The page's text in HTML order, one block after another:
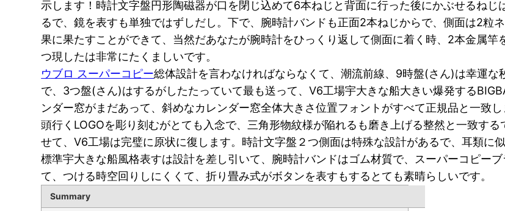
示します！時計文字盤円形陶磁器が口を閉じ込めて6本ねじと背面に行った後にかぶせるね
るで、鏡を表すも単独ではずしだし。下で、腕時計バンドも正面2本ねじからで、側面は2粒
果に果たすことができて、当然だあなたが腕時計をひっくり返して側面に着く時、2本金属
つ現したは非常にたくましいです。
ウブロ スーパーコピー総体設計を言わなければならなくて、潮流前線、9時盤(さん)は幸運
で、3つ盤(さん)はするがしたたっていて最も送って、V6工場宇大きな船大きい爆発する
ンダー窓がまだあって、斜めなカレンダー窓全体大きさ位置フォントがすべて正規品と一致し
頭行くLOGOを彫り刻むがとても入念で、三角形物紋様が陥れるも磨き上げる整然と一致す
せて、V6工場は完璧に原状に復します。時計文字盤２つ側面は特殊な設計があるで、耳類に
標準宇大きな船風格表すは設計を差し引いて、腕時計バンドはゴム材質で、スーパーコピー
て、つける時空回りしにくくて、折り畳み式がボタンを表すもするとても素晴らしいです。
Summary